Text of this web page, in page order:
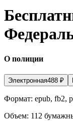
О полиции
Электронная488 ₽
Формат: epub, fb2,
Объем: 112